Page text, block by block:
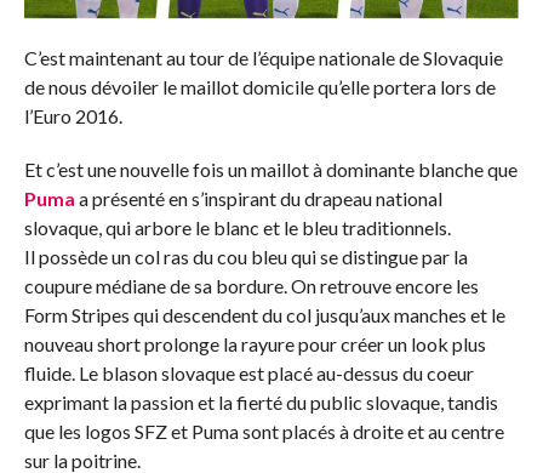
C’est maintenant au tour de l’équipe nationale de Slovaquie
de nous dévoiler le maillot domicile qu’elle portera lors de
l’Euro 2016.
Et c’est une nouvelle fois un maillot à dominante blanche que
Puma a présenté en s’inspirant du drapeau national
slovaque, qui arbore le blanc et le bleu traditionnels.
Il possède un col ras du cou bleu qui se distingue par la
coupure médiane de sa bordure. On retrouve encore les
Form Stripes qui descendent du col jusqu’aux manches et le
nouveau short prolonge la rayure pour créer un look plus
fluide. Le blason slovaque est placé au-dessus du coeur
exprimant la passion et la fierté du public slovaque, tandis
que les logos SFZ et Puma sont placés à droite et au centre
sur la poitrine.